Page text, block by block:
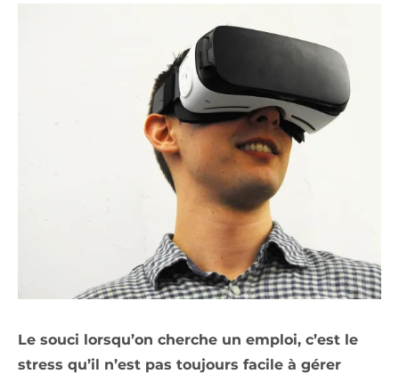
Le souci lorsqu’on cherche un emploi, c’est le
stress qu’il n’est pas toujours facile à gérer